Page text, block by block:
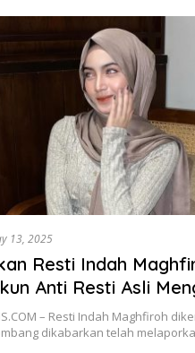
13, 2025
Resti Indah
Anti Resti Asli
– Resti Indah Maghfiroh
dikabarkan telah